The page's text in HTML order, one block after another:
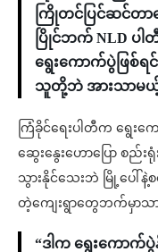
ကြိုတင်ပြင်ဆင်တ
ပြိုင်ဘက် NLD ပ
ရွေးကောက်ပွဲဖြစ်
သူတို့ဘဲ အားသာမ
ကြံခိုင်ရေးပါတီက ရွေ
ဆွေးနွေးဟောပြော စည်
သွားနိုင်သေးဘဲ မြို့ပေါ်
တဲ့ကျေးရွာတွေဘက်မှာ
“ဒါက ရွေးကော